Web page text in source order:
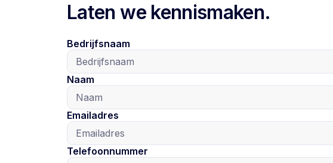
Laten we kennismaken.
Bedrijfsnaam
Naam
Emailadres
Telefoonnummer